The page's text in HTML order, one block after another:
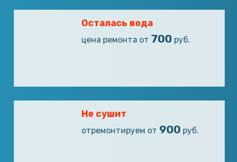
Осталась вода
цена ремонта от 700 руб.
Не сушит
отремонтируем от 900 руб.